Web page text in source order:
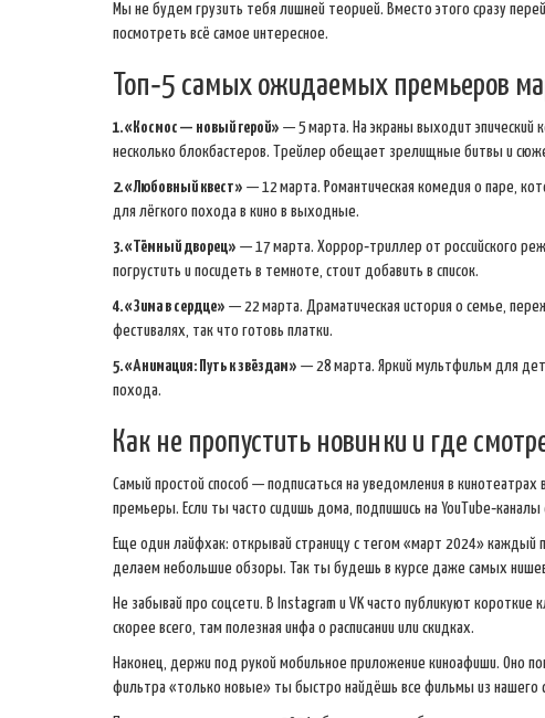
Мы не будем грузить тебя лишней теорией. Вместо этого сразу
посмотреть всё самое интересное.
Топ‑5 самых ожидаемых премьеров
1. «Космос — новый герой» — 5 марта. На экраны выходит эпический
несколько блокбастеров. Трейлер обещает зрелищные битвы и
2. «Любовный квест» — 12 марта. Романтическая комедия о паре,
для лёгкого похода в кино в выходные.
3. «Тёмный дворец» — 17 марта. Хоррор‑триллер от российского
погрустить и посидеть в темноте, стоит добавить в список.
4. «Зима в сердце» — 22 марта. Драматическая история о семье,
фестивалях, так что готовь платки.
5. «Анимация: Путь к звёздам» — 28 марта. Яркий мультфильм для
похода.
Как не пропустить новинки и где
Самый простой способ — подписаться на уведомления в
премьеры. Если ты часто сидишь дома, подпишись на
Еще один лайфхак: открывай страницу с тегом «март 2024»
делаем небольшие обзоры. Так ты будешь в курсе даже самых
Не забывай про соцсети. В Instagram и VK часто публикуют
скорее всего, там полезная инфа о расписании или скидках.
Наконец, держи под рукой мобильное приложение киноафиши. Оно
фильтра «только новые» ты быстро найдёшь все фильмы из нашего